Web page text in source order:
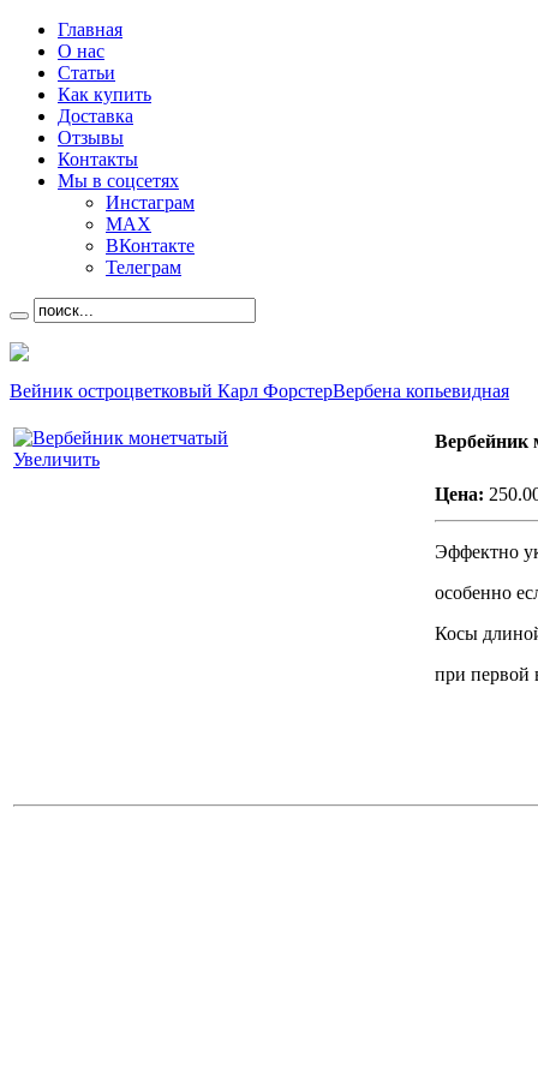
Главная
О нас
Статьи
Как купить
Доставка
Отзывы
Контакты
Мы в соцсетях
Инстаграм
MAX
ВКонтакте
Телеграм
Вейник остроцветковый Карл ФорстерВербена копьевидная
Увеличить
Вербейник
Цена:
Эффектно
особенно
Косы
при первой